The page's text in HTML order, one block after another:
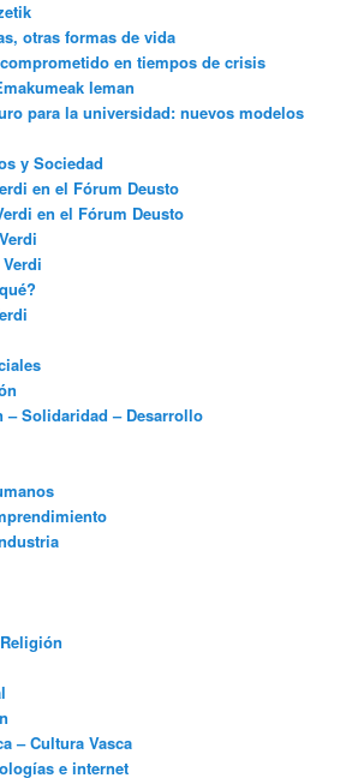
otras formas de vida
en tiempos de crisis
leman
para la universidad: nuevos modelos
y Sociedad
en el Fórum Deusto
en el Fórum Deusto
– Solidaridad – Desarrollo
– Cultura Vasca
e internet